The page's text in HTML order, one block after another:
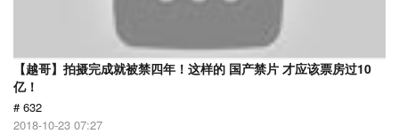
【越哥】拍摄完成就被禁四年！这样的 国产禁片 才应该票房过10
亿！
# 632
2018-10-23 07:27